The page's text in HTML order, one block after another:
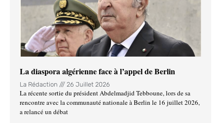
La diaspora algérienne face à l’appel de Berlin
La Rédaction 26 Juillet 2026
La récente sortie du président Abdelmadjid Tebboune, lors de sa
rencontre avec la communauté nationale à Berlin le 16 juillet 2026,
a relancé un débat